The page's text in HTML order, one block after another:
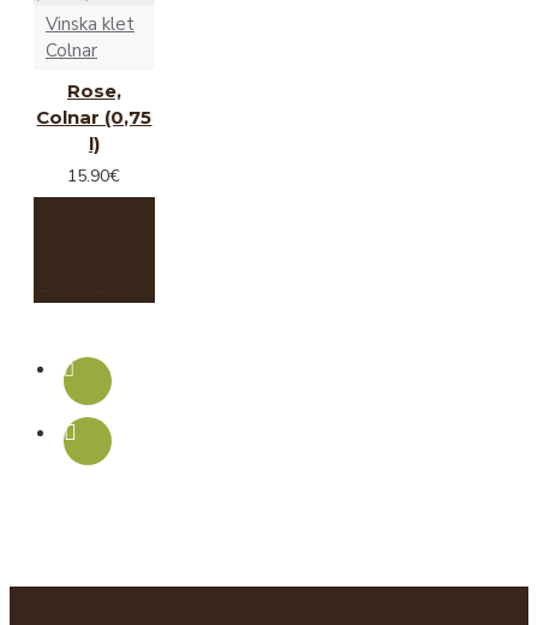
Vinska klet
Colnar
Rose,
Colnar (0,75
l)
15.90€